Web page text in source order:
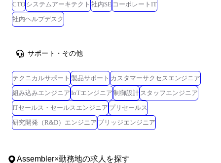
CTO システムアーキテクト 社内SE コーポレートIT
社内ヘルプデスク
サポート・その他
テクニカルサポート 製品サポート カスタマーサクセスエンジニア
組み込みエンジニア IoTエンジニア 制御設計 スタッフエンジニア
ITセールス・セールスエンジニア プリセールス
研究開発（R&D）エンジニア ブリッジエンジニア
Assembler×勤務地の求人を探す